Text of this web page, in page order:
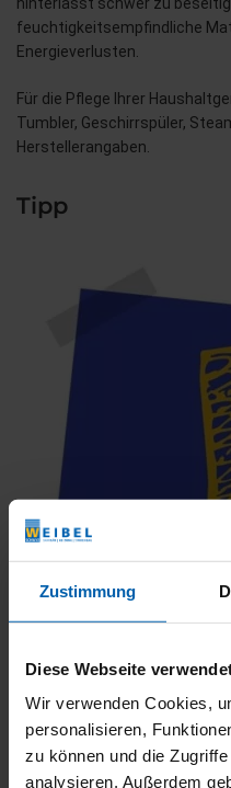
Zustimmung
Diese Webseite
Wir verwenden Cookies,
personalisieren,
zu können und die
analysieren. Außerdem
feuchtigkeitsempfindliche
Energieverlusten.
Für die Pflege Ihrer
Tumbler, Geschirrspüler,
Herstellerangaben.
Tipp
Das Verwenden von